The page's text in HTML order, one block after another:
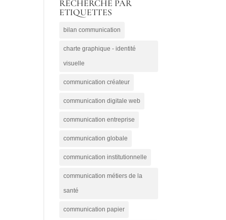
CATEGORIES
RECHERCHE PAR
ETIQUETTES
bilan communication
charte graphique - identité
visuelle
communication créateur
communication digitale web
communication entreprise
communication globale
communication institutionnelle
communication métiers de la
santé
communication papier